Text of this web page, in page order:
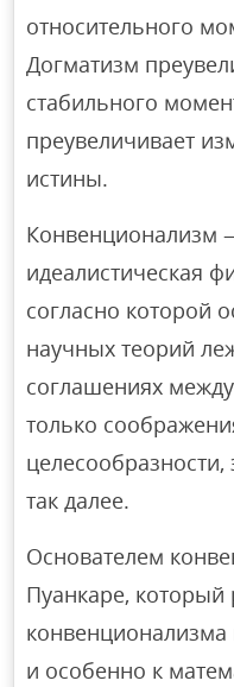
относительного
Догматизм
стабильного
преувеличивает
истины.
Конвенционализм
идеалистическая
согласно которой
научных теорий
соглашениях
только
так далее.
Основателем
Пуанкаре, который
и особенно к